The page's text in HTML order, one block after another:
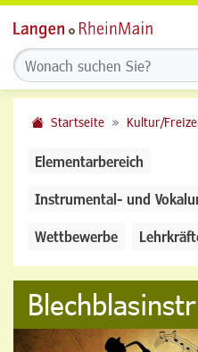
Startseite Kultur/
Elementarbereich
Instrumental- und
Wettbewerbe